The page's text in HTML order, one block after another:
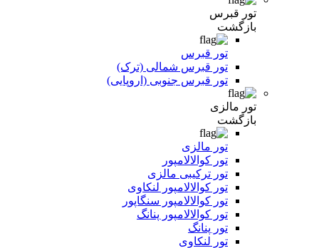
تور قبرس
بازگشت
تور قبرس
تور قبرس شمالی (ترک)
تور قبرس جنوبی (اروپایی)
تور مالزی
بازگشت
تور مالزی
تور کوالالامپور
تور ترکیبی مالزی
تور کوالالامپور لنکاوی
تور کوالالامپور سنگاپور
تور کوالالامپور پنانگ
تور پنانگ
تور لنکاوی